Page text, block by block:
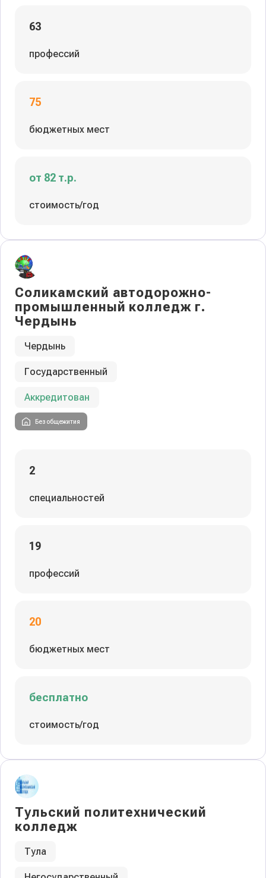
63
профессий
75
бюджетных мест
от 82 т.р.
стоимость/год
Соликамский автодорожно-
промышленный колледж г.
Чердынь
Чердынь
Государственный
Аккредитован
Без общежития
2
специальностей
19
профессий
20
бюджетных мест
бесплатно
стоимость/год
Тульский политехнический
колледж
Тула